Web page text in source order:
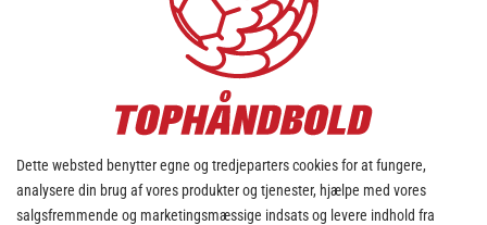
Kunne ikke finde data for valgt
Dette websted benytter egne og tredjeparters cookies for at fungere,
analysere din brug af vores produkter og tjenester, hjælpe med vores
salgsfremmende og marketingsmæssige indsats og levere indhold fra